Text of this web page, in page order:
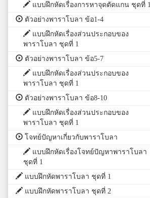
แบบฝึกหัดเรื่องการหาจุดตัดแกน ชุดที่ 1
ตัวอย่างพาราโบลา ข้อ1-4
แบบฝึกหัดเรื่องส่วนประกอบของ
พาราโบลา ชุดที่ 1
ตัวอย่างพาราโบลา ข้อ5-7
แบบฝึกหัดเรื่องส่วนประกอบของ
พาราโบลา ชุดที่ 1
ตัวอย่างพาราโบลา ข้อ8-10
แบบฝึกหัดเรื่องส่วนประกอบของ
พาราโบลา ชุดที่ 1
โจทย์ปัญหาเกี่ยวกับพาราโบลา
แบบฝึกหัดเรื่องโจทย์ปัญหาพาราโบลา
ชุดที่ 1
แบบฝึกหัดพาราโบลา ชุดที่ 1
แบบฝึกหัดพาราโบลา ชุดที่ 2